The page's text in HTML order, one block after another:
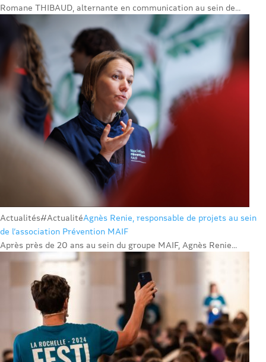
Romane THIBAUD, alternante en communication au sein de...
Actualités#ActualitéAgnès Renie, responsable de projets au sein
de l’association Prévention MAIF
Après près de 20 ans au sein du groupe MAIF, Agnès Renie...